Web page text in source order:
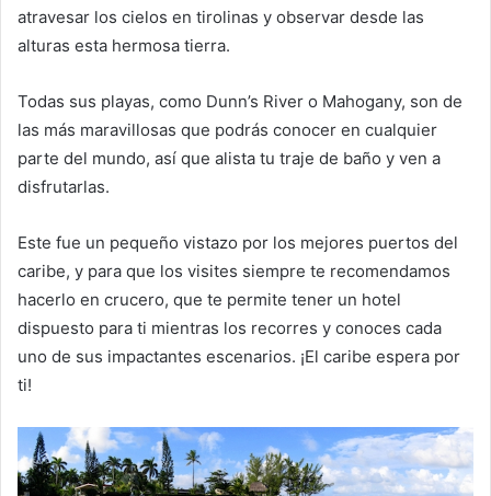
atravesar los cielos en tirolinas y observar desde las
alturas esta hermosa tierra.
Todas sus playas, como Dunn’s River o Mahogany, son de
las más maravillosas que podrás conocer en cualquier
parte del mundo, así que alista tu traje de baño y ven a
disfrutarlas.
Este fue un pequeño vistazo por los mejores puertos del
caribe, y para que los visites siempre te recomendamos
hacerlo en crucero, que te permite tener un hotel
dispuesto para ti mientras los recorres y conoces cada
uno de sus impactantes escenarios. ¡El caribe espera por
ti!